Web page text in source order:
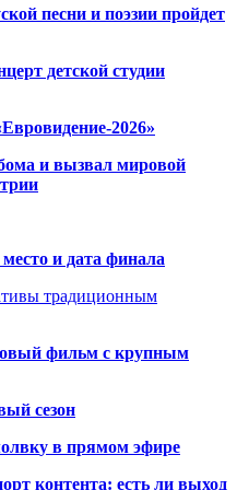
песни и поэзии пройдет
детской студии
2026»
и вызвал мировой
и дата финала
традиционным
фильм с крупным
сезон
у в прямом эфире
контента: есть ли выход